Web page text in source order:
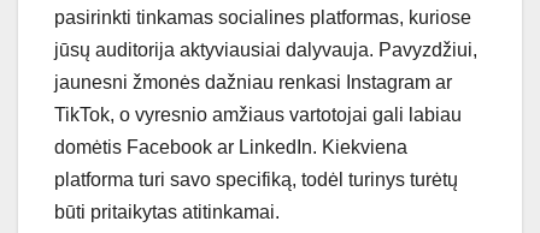
pasirinkti tinkamas socialines platformas, kuriose
jūsų auditorija aktyviausiai dalyvauja. Pavyzdžiui,
jaunesni žmonės dažniau renkasi Instagram ar
TikTok, o vyresnio amžiaus vartotojai gali labiau
domėtis Facebook ar LinkedIn. Kiekviena
platforma turi savo specifiką, todėl turinys turėtų
būti pritaikytas atitinkamai.